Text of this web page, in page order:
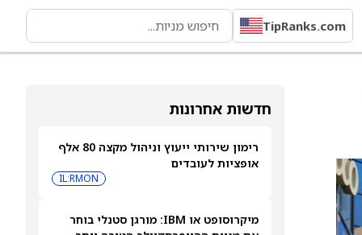
TipRanks.com
חדשות אחרונות
רימון שירותי ייעוץ וניהול מקצה 80 אלף
אופציות לעובדים
IL:RMON
מיקרוסופט או IBM: מורגן סטנלי בוחר